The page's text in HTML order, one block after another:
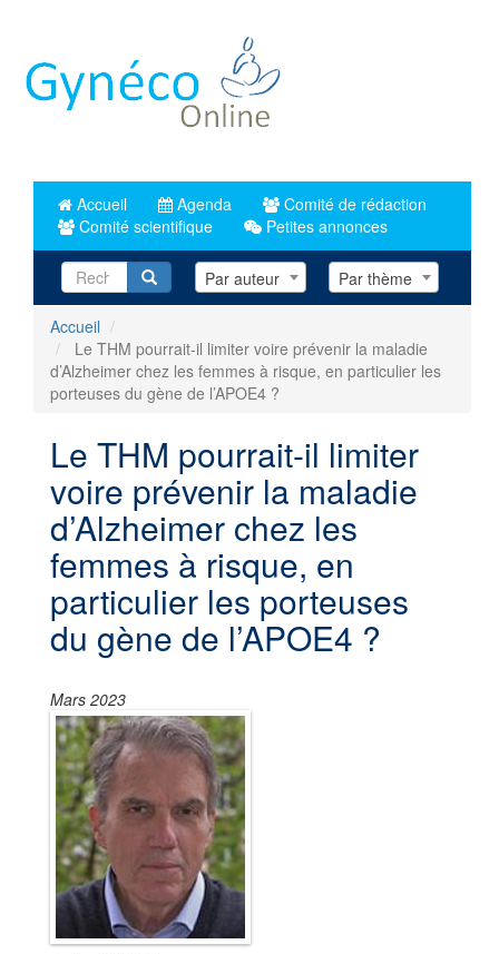
principal
Accueil Agenda
Comité de rédaction
Comité scientifique
Petites annonces
RecherchePar auteur Par thème
Accueil
Le THM pourrait-il limiter voire prévenir la maladie
d’Alzheimer chez les femmes à risque, en particulier les
porteuses du gène de l’APOE4 ?
Le THM pourrait-il limiter
voire prévenir la maladie
d’Alzheimer chez les
femmes à risque, en
particulier les porteuses
du gène de l’APOE4 ?
Mars 2023